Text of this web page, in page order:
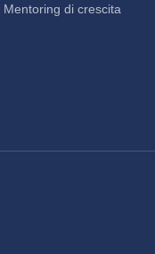
Mentoring di crescita